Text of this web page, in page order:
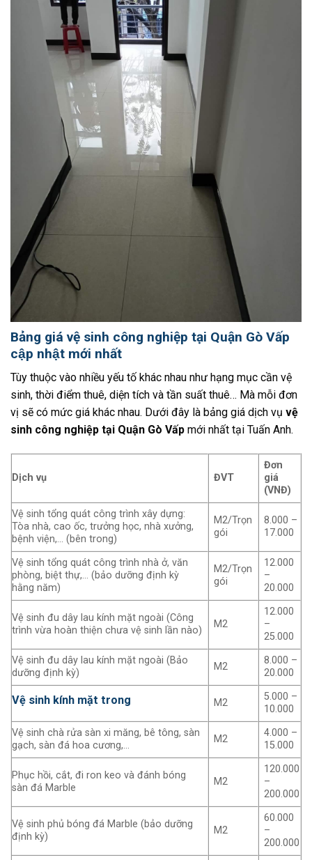
Bảng giá vệ sinh công nghiệp tại Quận Gò Vấp
cập nhật mới nhất
Tùy thuộc vào nhiều yếu tố khác nhau như hạng mục cần vệ
sinh, thời điểm thuê, diện tích và tần suất thuê… Mà mỗi đơn
vị sẽ có mức giá khác nhau. Dưới đây là bảng giá dịch vụ vệ
sinh công nghiệp tại Quận Gò Vấp mới nhất tại Tuấn Anh.
Dịch vụ ĐVT
Đơn
giá
(VNĐ)
Vệ sinh tổng quát công trình xây dựng:
Tòa nhà, cao ốc, trưởng học, nhà xưởng,
bệnh viện,… (bên trong)
M2/Trọn
gói
8.000 –
17.000
Vệ sinh tổng quát công trình nhà ở, văn
phòng, biệt thự,… (bảo dưỡng định kỳ
hằng năm)
M2/Trọn
gói
12.000
–
20.000
Vệ sinh đu dây lau kính mặt ngoài (Công
trình vừa hoàn thiện chưa vệ sinh lần nào)
M2
12.000
–
25.000
Vệ sinh đu dây lau kính mặt ngoài (Bảo
dưỡng định kỳ)
M2
8.000 –
20.000
Vệ sinh kính mặt trong M2
5.000 –
10.000
Vệ sinh chà rửa sàn xi măng, bê tông, sàn
gạch, sàn đá hoa cương,…
M2
4.000 –
15.000
Phục hồi, cắt, đi ron keo và đánh bóng
sàn đá Marble
M2
120.000
–
200.000
Vệ sinh phủ bóng đá Marble (bảo dưỡng
định kỳ)
M2
60.000
–
200.000